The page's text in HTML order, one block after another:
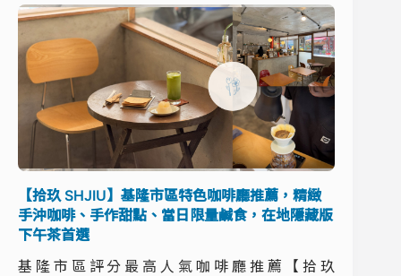
【拾玖 SHJIU】基隆市區特色咖啡廳推薦，精緻
手沖咖啡、手作甜點、當日限量鹹食，在地隱藏版
下午茶首選
基隆市區評分最高人氣咖啡廳推薦【拾玖